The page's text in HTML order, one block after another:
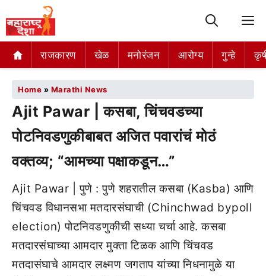
राजकारण खेळ मनोरंजन आरोग्य गुन्हे
Home » Marathi News
Ajit Pawar | कसबा, चिंचवडच्या
पोटनिवडणुकीबाबत अजित पवारांचं मोठं
वक्तव्य; “आमच्या पक्षाकडून…”
Ajit Pawar | पुणे : पुणे शहरातील कसबा (Kasba) आणि
चिंचवड विधानसभा मतदारसंघाची (Chinchwad bypoll
election) पोटनिवडणुकीची सध्या चर्चा आहे. कसबा
मतदारसंघाच्या आमदार मुक्ता टिळक आणि चिंचवड
मतदासंघाचे आमदार लक्ष्मण जगताप यांच्या निधनामुळे या